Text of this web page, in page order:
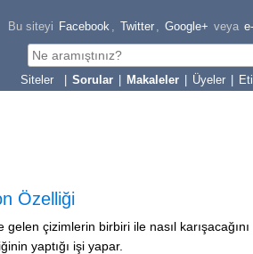
Bu siteyi Facebook , Twitter , Google+ veya
Sorular Makaleler Üyeler
Özelliği
gelen çizimlerin birbiri ile nasıl
yaptığı işi yapar.